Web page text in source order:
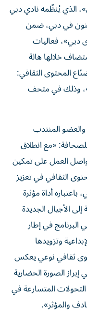
الذي يُنظّمه نادي دبي
في دبي، ضمن
دبي»، فعاليات
خلالها هالة
المحتوى الثقافي:
وذلك في متحف
المنتدب
«مع انطلاق
العمل على تمكين
الثقافي في تعزيز
أداة مؤثرة
الأجيال الجديدة
في إطار
وتزويدها
ثقافي نوعي يعكس
الصورة الحضارية
التحولات المتسارعة في
والمؤثر».